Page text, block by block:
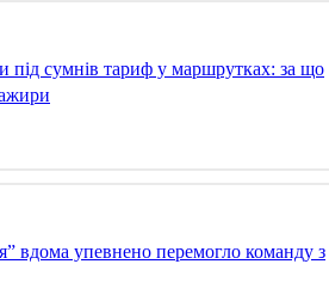
під сумнів тариф у маршрутках: за що
вдома упевнено перемогло команду з